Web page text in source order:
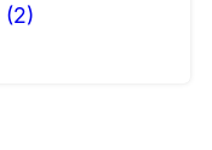
(2)